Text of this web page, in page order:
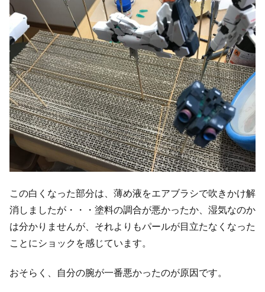
この白くなった部分は、薄め液をエアブラシで吹きかけ解
消しましたが・・・塗料の調合が悪かったか、湿気なのか
は分かりませんが、それよりもパールが目立たなくなった
ことにショックを感じています。
おそらく、自分の腕が一番悪かったのが原因です。